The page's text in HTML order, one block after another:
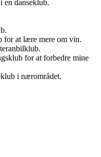
en danseklub.
for at lære mere om vin.
for at forbedre mine
i nærområdet.